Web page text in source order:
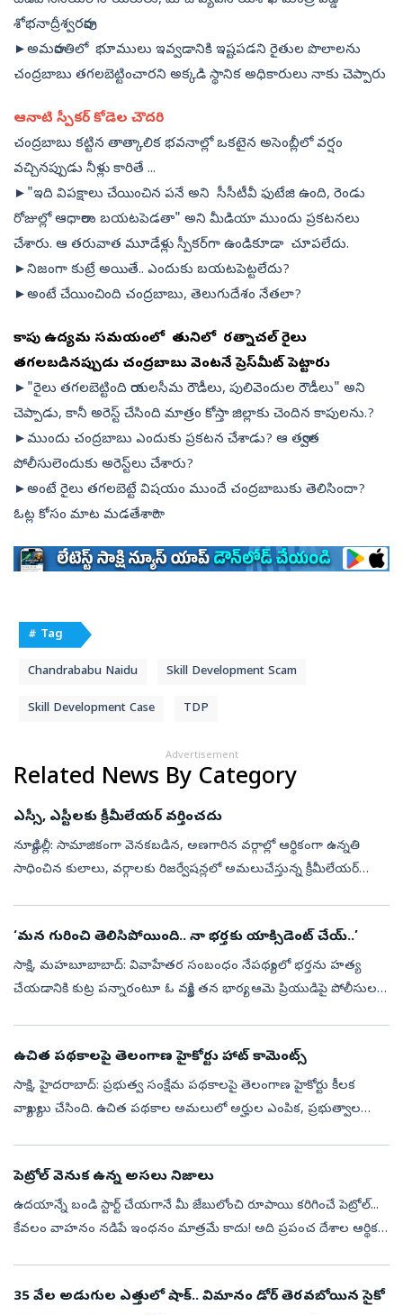
శోభనాద్రీశ్వరరావు
►అమరావతిలో భూములు ఇవ్వడానికి ఇష్టపడని రైతుల పొలాలను
చంద్రబాబు తగలబెట్టించారని అక్కడి స్థానిక అధికారులు నాకు చెప్పారు
ఆనాటి స్పీకర్‌ కోడెల చౌదరి
చంద్రబాబు కట్టిన తాత్కాలిక భవనాల్లో ఒకటైన అసెంబ్లీలో వర్షం
వచ్చినప్పుడు నీళ్లు కారితే ...
►"ఇది విపక్షాలు చేయించిన పనే అని సీసీటీవీ ఫుటేజి ఉంది, రెండు
రోజుల్లో ఆధారాలు బయటపెడతా" అని మీడియా ముందు ప్రకటనలు
చేశారు. ఆ తరువాత మూడేళ్లు స్పీకర్‌గా ఉండికూడా చూపలేదు.
►నిజంగా కుట్రే అయితే.. ఎందుకు బయటపెట్టలేదు?
►అంటే చేయించింది చంద్రబాబు, తెలుగుదేశం నేతలా?
కాపు ఉద్యమ సమయంలో తునిలో రత్నాచల్‌ రైలు
తగలబడినప్పుడు చంద్రబాబు వెంటనే ప్రెస్‌మీట్‌ పెట్టారు
►"రైలు తగలబెట్టింది రాయలసీమ రౌడీలు, పులివెందుల రౌడీలు" అని
చెప్పాడు, కానీ అరెస్ట్‌ చేసింది మాత్రం కోస్తా జిల్లాకు చెందిన కాపులను.?
►ముందు చంద్రబాబు ఎందుకు ప్రకటన చేశాడు? ఆ తర్వాత
పోలీసులెందుకు అరెస్ట్‌లు చేశారు?
►అంటే రైలు తగలబెట్టే విషయం ముందే చంద్రబాబుకు తెలిసిందా?
ఓట్ల కోసం మాట మడతేశారా?.
# Tag
Chandrababu Naidu Skill Development Scam
Skill Development Case TDP
Advertisement
Related News By Category
ఎస్సీ, ఎస్టీలకు క్రీమీలేయర్‌ వర్తించదు
న్యూఢిల్లీ: సామాజికంగా వెనకబడిన, అణగారిన వర్గాల్లో ఆర్థికంగా ఉన్నతి
సాధించిన కులాలు, వర్గాలకు రిజర్వేషన్లలో అమలుచేస్తున్న క్రీమీలేయర్‌
‘మన గురించి తెలిసిపోయింది.. నా భర్తకు యాక్సిడెంట్‌ చేయ్‌..’
సాక్షి, మహబూబాబాద్: వివాహేతర సంబంధం నేపథ్యంలో భర్తను హత్య
చేయడానికి కుట్ర పన్నారంటూ ఓ వ్యక్తి తన భార్య, ఆమె ప్రియుడిపై పోలీసులకు
ఉచిత పథకాలపై తెలంగాణ హైకోర్టు హాట్‌ కామెంట్స్‌
సాక్షి, హైదరాబాద్‌: ప్రభుత్వ సంక్షేమ పథకాలపై తెలంగాణ హైకోర్టు కీలక
వ్యాఖ్యలు చేసింది. ఉచిత పథకాల అమలులో అర్హుల ఎంపిక, ప్రభుత్వాల
పెట్రోల్ వెనుక ఉన్న అసలు నిజాలు
ఉదయాన్నే బండి స్టార్ట్ చేయగానే మీ జేబులోంచి రూపాయి కరిగించే పెట్రోల్...
కేవలం వాహనం నడిపే ఇంధనం మాత్రమే కాదు! అది ప్రపంచ దేశాల ఆర్థిక
35 వేల అడుగుల ఎత్తులో షాక్.. విమానం డోర్ తెరవబోయిన సైకో